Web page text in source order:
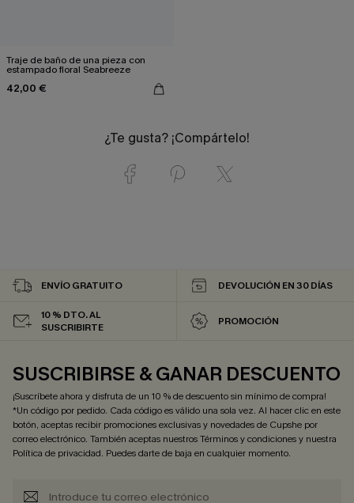
Traje de baño de una pieza con
estampado floral Seabreeze
42,00 €
¿Te gusta? ¡Compártelo!
ENVÍO GRATUITO DEVOLUCIÓN EN 30 DÍAS
10 % DTO. AL
SUSCRIBIRTE
PROMOCIÓN
SUSCRIBIRSE & GANAR DESCUENTO
¡Suscríbete ahora y disfruta de un 10 % de descuento sin mínimo de compra!
*Un código por pedido. Cada código es válido una sola vez. Al hacer clic en este
botón, aceptas recibir promociones exclusivas y novedades de Cupshe por
correo electrónico. También aceptas nuestrosTérminos y condicionesy nuestra
Política de privacidad. Puedes darte de baja en cualquier momento.